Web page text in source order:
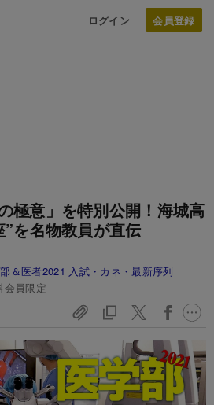
ログイン
極意」を特別公開！海城高
を名物教員が直伝
＆医者2021 入試・カネ・最新序列
会員限定